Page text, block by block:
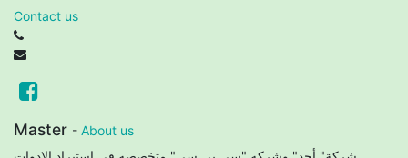
Contact us
Master - About us